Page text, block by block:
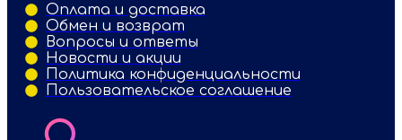
Оплата и доставка
Обмен и возврат
Вопросы и ответы
Новости и акции
Политика конфиденциальности
Пользовательское соглашение